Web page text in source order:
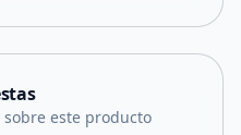
este producto